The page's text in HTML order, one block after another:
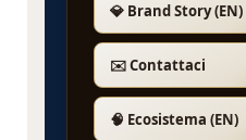
💎 Brand Story (EN)
✉️ Contattaci
🧠 Ecosistema (EN)